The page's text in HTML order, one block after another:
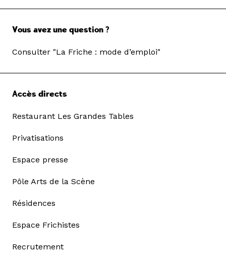
Vous avez une question ?
Consulter "La Friche : mode d’emploi"
Accès directs
Restaurant Les Grandes Tables
Privatisations
Espace presse
Pôle Arts de la Scène
Résidences
Espace Frichistes
Recrutement